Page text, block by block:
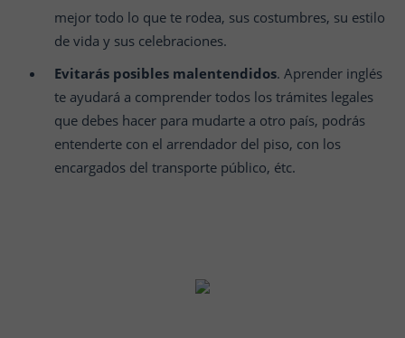
mejor todo lo que te rodea, sus costumbres, su estilo
de vida y sus celebraciones.
Evitarás posibles malentendidos. Aprender inglés
te ayudará a comprender todos los trámites legales
que debes hacer para mudarte a otro país, podrás
entenderte con el arrendador del piso, con los
encargados del transporte público, étc.